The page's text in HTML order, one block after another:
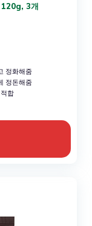
120g, 3개
정화해줌
정돈해줌
합